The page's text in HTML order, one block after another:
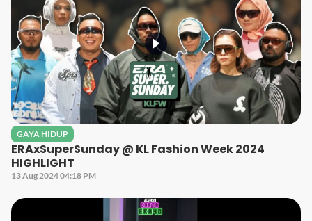
GAYA HIDUP
ERAxSuperSunday @ KL Fashion Week 2024
HIGHLIGHT
13 Aug 2024 04:18 PM